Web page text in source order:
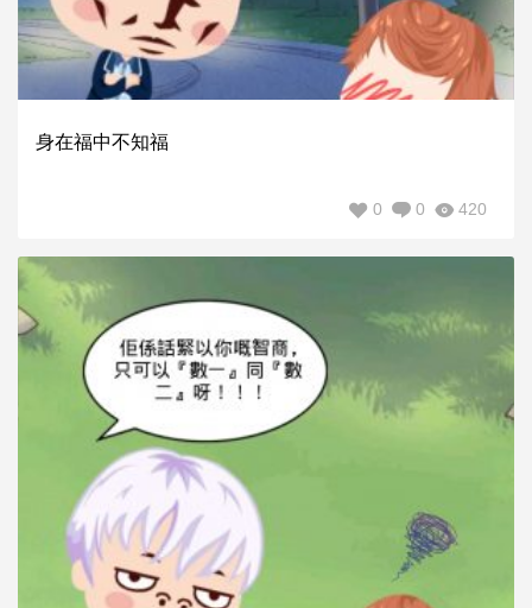
身在福中不知福
420
0
0